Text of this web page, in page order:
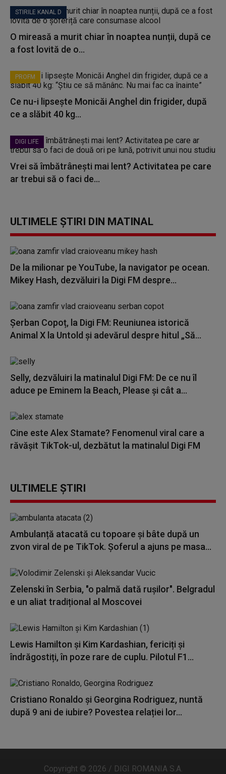
STIRILE KANAL D
O mireasă a murit chiar în noaptea nunții, după ce
a fost lovită de o...
PROFM
Ce nu-i lipsește Monicăi Anghel din frigider, după
ce a slăbit 40 kg...
DIGI LIFE
Vrei să îmbătrânești mai lent? Activitatea pe care
ar trebui să o faci de...
ULTIMELE ȘTIRI DIN MATINAL
De la milionar pe YouTube, la navigator pe ocean.
Mikey Hash, dezvăluiri la Digi FM despre...
Șerban Copoț, la Digi FM: Reuniunea istorică
Animal X la Untold și adevărul despre hitul „Să...
Selly, dezvăluiri la matinalul Digi FM: De ce nu îl
aduce pe Eminem la Beach, Please și cât a...
Cine este Alex Stamate? Fenomenul viral care a
răvășit TikTok-ul, dezbătut la matinalul Digi FM
ULTIMELE ȘTIRI
Ambulanță atacată cu topoare și bâte după un
zvon viral de pe TikTok. Șoferul a ajuns pe masa...
Zelenski în Serbia, "o palmă dată rușilor". Belgradul
e un aliat tradițional al Moscovei
Lewis Hamilton și Kim Kardashian, fericiți și
îndrăgostiți, în poze rare de cuplu. Pilotul F1...
Cristiano Ronaldo și Georgina Rodriguez, nuntă
după 9 ani de iubire? Povestea relației lor...
Copyright © 2026 / DIGI ROMANIA S.A.